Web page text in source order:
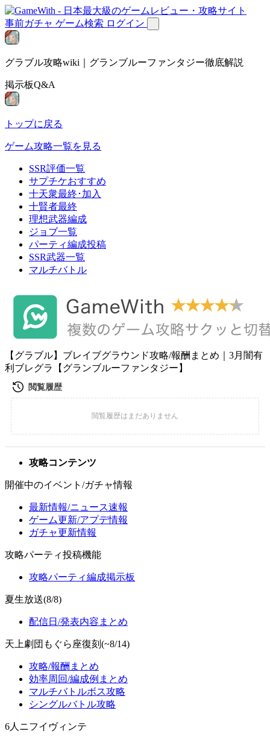
事前ガチャ ゲーム検索 ログイン
グラブル攻略wiki｜グランブルーファンタジー徹底解説
掲示板Q&A
トップに戻る
ゲーム攻略一覧を見る
SSR評価一覧
サプチケおすすめ
十天衆最終･加入
十賢者最終
理想武器編成
ジョブ一覧
パーティ編成投稿
SSR武器一覧
マルチバトル
【グラブル】ブレイブグラウンド攻略/報酬まとめ｜3月闇有
利ブレグラ【グランブルーファンタジー】
攻略コンテンツ
開催中のイベント/ガチャ情報
最新情報/ニュース速報
ゲーム更新/アプデ情報
ガチャ更新情報
攻略パーティ投稿機能
攻略パーティ編成掲示板
夏生放送(8/8)
配信日/発表内容まとめ
天上劇団もぐら座復刻(~8/14)
攻略/報酬まとめ
効率周回/編成例まとめ
マルチバトルボス攻略
シングルバトル攻略
6人ニフイヴィンテ